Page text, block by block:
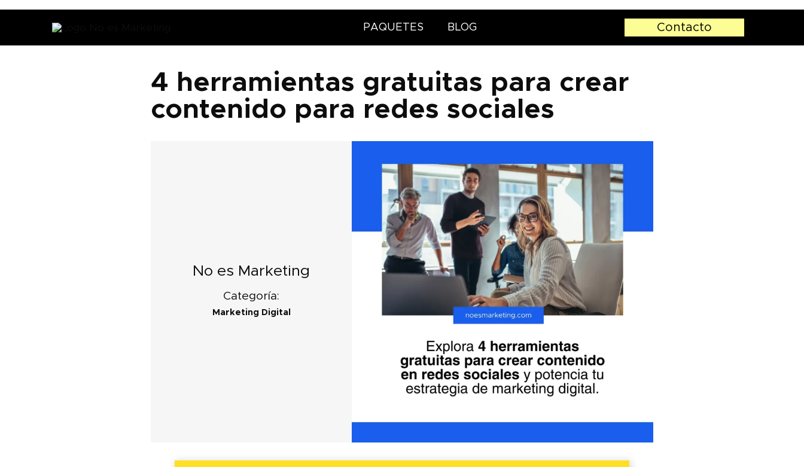
PAQUETES BLOG Contacto
4 herramientas gratuitas para crear
contenido para redes sociales
No es Marketing
Categoría:
Marketing Digital